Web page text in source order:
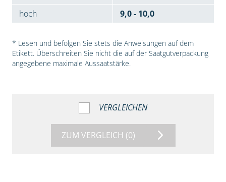
hoch
9,0 - 10,0
* Lesen und befolgen Sie stets die Anweisungen auf dem
Etikett. Überschreiten Sie nicht die auf der Saatgutverpackung
angegebene maximale Aussaatstärke.
VERGLEICHEN
ZUM VERGLEICH (0)